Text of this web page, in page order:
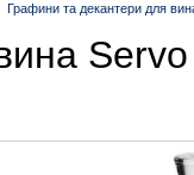
Графини та декантери для